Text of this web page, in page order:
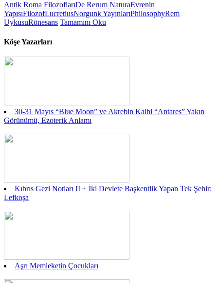
Antik Roma FilozoflarıDe Rerum NaturaEvrenin
YapısıFilozofLucretiusNorgunk YayınlarıPhilosophyRem
UykusuRönesans Tamamını Oku
Köşe Yazarları
30-31 Mayıs “Blue Moon” ve Akrebin Kalbi “Antares” Yakın
Görünümü, Ezoterik Anlamı
Kıbrıs Gezi Notları II ~ İki Devlete Başkentlik Yapan Tek Şehir:
Lefkoşa
Aşrı Memleketin Çocukları